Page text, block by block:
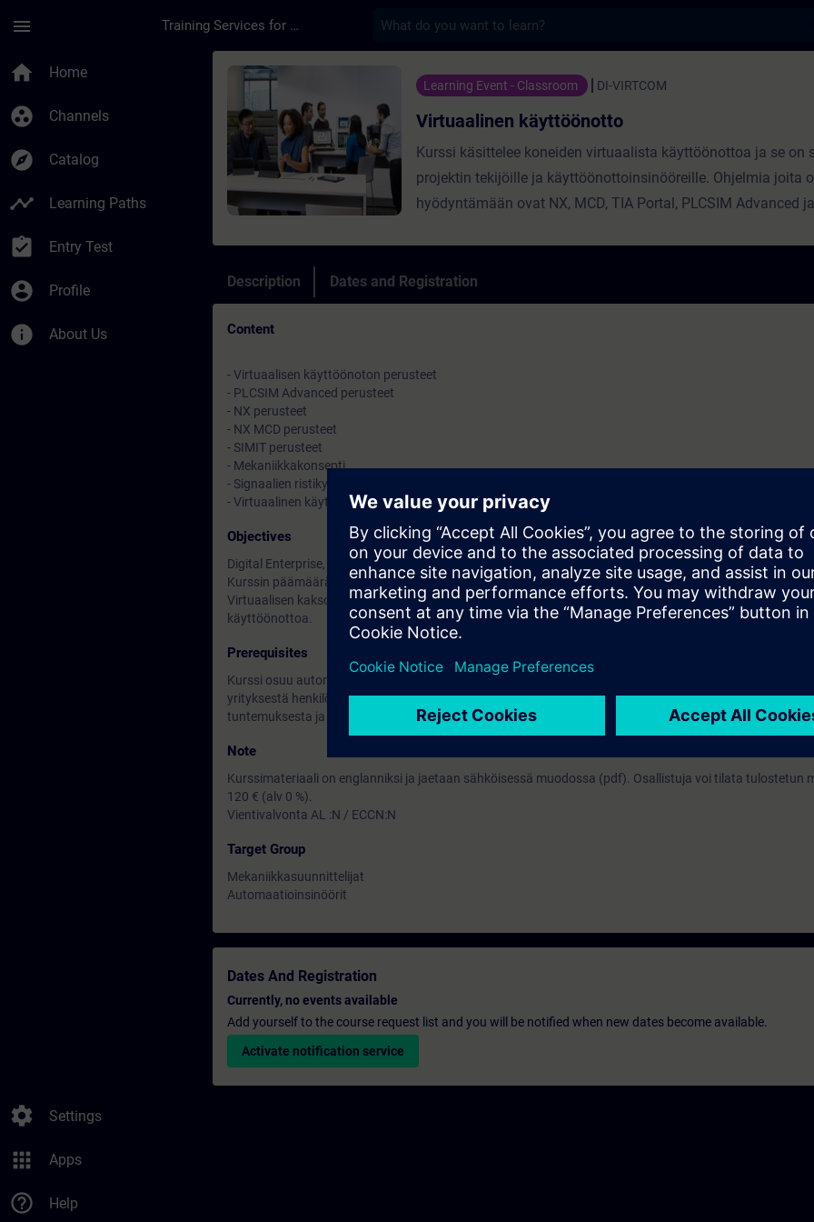
menu Training Services for Digital Industries
home Home
group_work Channels
explore Catalog
timeline Learning Paths
assignment_turned_in Entry Test
account_circle Profile
info About Us
settings Settings
apps Apps
help_outline Help
Course - Virtuaalinen käyttöönotto - Training - Training -
Learning Event - Classroom DI-VIRTCOM
Virtuaalinen käyttöönotto
Kurssi käsittelee koneiden virtuaalista käyttöönottoa ja se on
projektin tekijöille ja käyttöönottoinsinööreille. Ohjelmia joita
hyödyntämään ovat NX, MCD, TIA Portal, PLCSIM Advanced
Description Dates and Registration
Content
- Virtuaalisen käyttöönoton perusteet
- PLCSIM Advanced perusteet
- NX perusteet
- NX MCD perusteet
- SIMIT perusteet
- Mekaniikkakonsepti
- Signaalien ristikytkentä PLCSIM Advanced, SIMIT ja NX MCD ohjelmien välillä
- Virtuaalinen käyttöönotto PLCSIM Advanced, SIMIT ja NX MCD ohjelmien avulla
Objectives
Digital Enterprise, Your Way to Industry 4.0 - discover the possibilities.
Kurssin päämäärä on lisätä suunnittelun, käyttöönoton ja tuotannon tuottavuutta simulointien avulla.
Virtuaalisen kaksosen avulla automaatio-ohjemat voidaan suunnitella ja virheet korjata pitkälti jo ennen
käyttöönottoa.
Prerequisites
Kurssi osuu automaatio- ja mekaniikkasuunnittelun väliseen maaperään. Parasta olisi jos samalla
yrityksestä henkilö molemmilta puolilta. Kurssilla on suuri hyöty automaatio-osaamisesta ja TIA-Portal
tuntemuksesta ja toisaalta 3D suunnittelusta.
Note
Kurssimateriaali on englanniksi ja jaetaan sähköisessä muodossa (pdf). Osallistuja voi tilata tulostetun
120 € (alv 0 %).
Vientivalvonta AL :N / ECCN:N
Target Group
Mekaniikkasuunnittelijat
Automaatioinsinöörit
Dates And Registration
Currently, no events available
Add yourself to the course request list and you will be notified when new dates become available.
Activate notification service